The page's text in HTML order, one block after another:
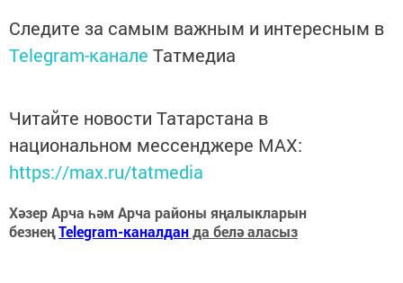
Следите за самым важным и интересным в
Telegram-канале Татмедиа
Читайте новости Татарстана в
национальном мессенджере MАХ:
https://max.ru/tatmedia
Хәзер Арча һәм Арча районы яңалыкларын
безнеңTelegram-каналданда белә аласыз